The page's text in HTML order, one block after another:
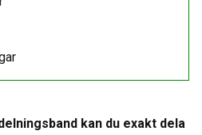
kan du exakt dela